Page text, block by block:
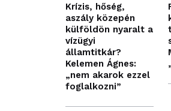
Krízis, hőség,
aszály közepén
külföldön nyaralt a
vízügyi
államtitkár?
Kelemen Ágnes:
„nem akarok ezzel
foglalkozni”